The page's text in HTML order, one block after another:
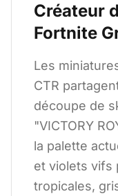
Créateur
Fortnite
Les
CTR
découpe de
"VICTORY
la palette
et violets vifs
tropicales,